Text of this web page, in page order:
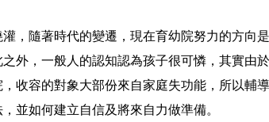
，隨著時代的變遷，現在育幼院努力的方向
外，一般人的認知認為孩子很可憐，其實由
收容的對象大部份來自家庭失功能，所以輔
並如何建立自信及將來自力做準備。